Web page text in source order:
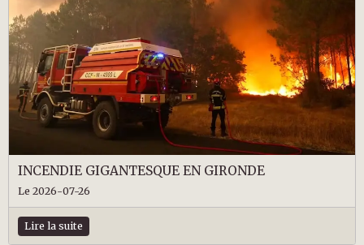
INCENDIE GIGANTESQUE EN GIRONDE
Le 2026-07-26
Lire la suite